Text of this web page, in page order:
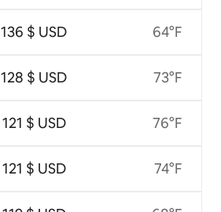
136 $ USD
128 $ USD
121 $ USD
121 $ USD
64°F
73°F
76°F
74°F